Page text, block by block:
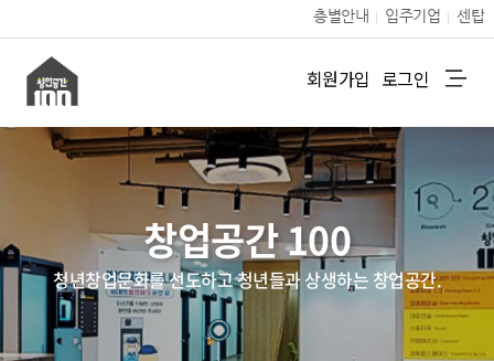
층별안내 입주기업 센탑
회원가입 로그인
열기
열기
열기
열기
창업공간 100
청년창업문화를 선도하고 청년들과 상생하는 창업공간.